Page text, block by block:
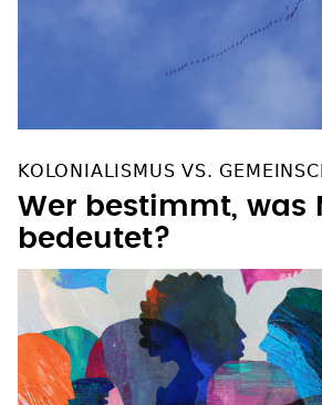
KOLONIALISMUS VS.
Wer bestimmt, was
bedeutet?